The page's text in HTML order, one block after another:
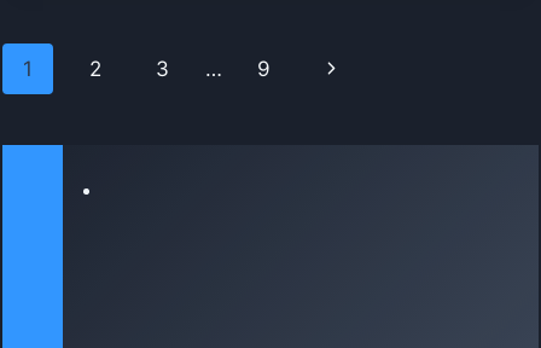
2025/2026
PAGINANAVIGATIE
1 2 3 … 9
Volgende